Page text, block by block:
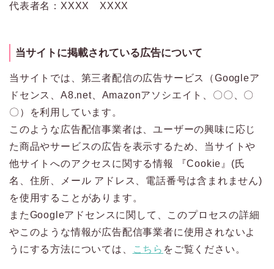
代表者名：XXXX XXXX
当サイトに掲載されている広告について
当サイトでは、第三者配信の広告サービス（Googleア
ドセンス、A8.net、Amazonアソシエイト、〇〇、〇
〇）を利用しています。
このような広告配信事業者は、ユーザーの興味に応じ
た商品やサービスの広告を表示するため、当サイトや
他サイトへのアクセスに関する情報 『Cookie』(氏
名、住所、メール アドレス、電話番号は含まれません)
を使用することがあります。
またGoogleアドセンスに関して、このプロセスの詳細
やこのような情報が広告配信事業者に使用されないよ
うにする方法については、
こちら をご覧ください。